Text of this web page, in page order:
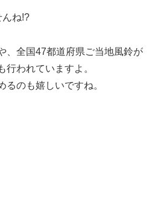
んね!?
、全国47都道府県ご当地風鈴が
行われていますよ。
るのも嬉しいですね。